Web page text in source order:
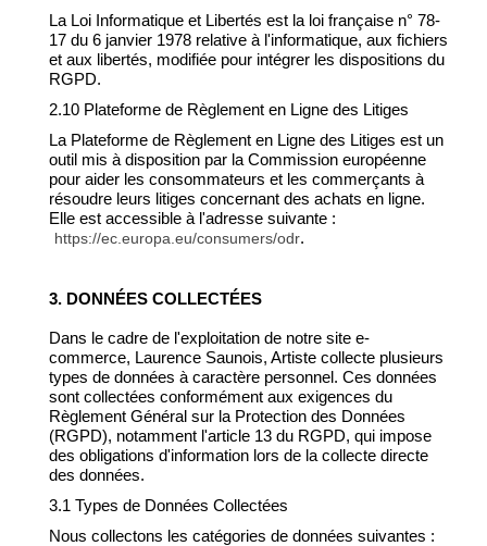
La Loi Informatique et Libertés est la loi française n° 78-
17 du 6 janvier 1978 relative à l'informatique, aux fichiers
et aux libertés, modifiée pour intégrer les dispositions du
RGPD.
2.10 Plateforme de Règlement en Ligne des Litiges
La Plateforme de Règlement en Ligne des Litiges est un
outil mis à disposition par la Commission européenne
pour aider les consommateurs et les commerçants à
résoudre leurs litiges concernant des achats en ligne.
Elle est accessible à l'adresse suivante :
https://ec.europa.eu/consumers/odr.
3. DONNÉES COLLECTÉES
Dans le cadre de l'exploitation de notre site e-
commerce, Laurence Saunois, Artiste collecte plusieurs
types de données à caractère personnel. Ces données
sont collectées conformément aux exigences du
Règlement Général sur la Protection des Données
(RGPD), notamment l'article 13 du RGPD, qui impose
des obligations d'information lors de la collecte directe
des données.
3.1 Types de Données Collectées
Nous collectons les catégories de données suivantes :